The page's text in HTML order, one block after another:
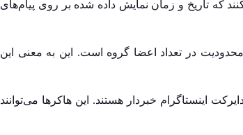
که تاریخ و زمان نمایش داده شده بر روی پیام‌های
در تعداد اعضا گروه است. این به معنی این
اینستاگرام خبردار هستند. این هاكرها می‌توانند